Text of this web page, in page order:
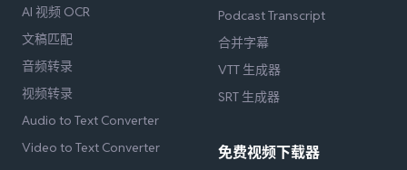
AI 视频 OCR
文稿匹配
音频转录
视频转录
Audio to Text Converter
Video to Text Converter
Podcast Transcript
合并字幕
VTT 生成器
SRT 生成器
免费视频下载器